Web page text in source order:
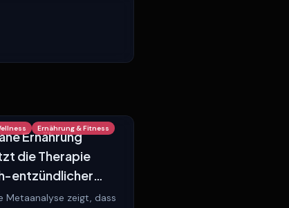
Ernährung & Fitness
Ernährung
die Therapie
entzündlicher
Metaanalyse zeigt, dass